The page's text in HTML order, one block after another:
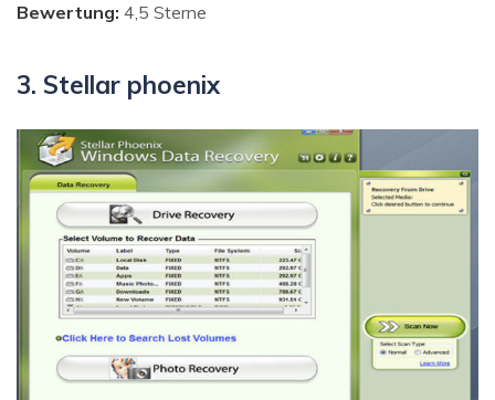
Bewertung: 4,5 Sterne
3. Stellar phoenix